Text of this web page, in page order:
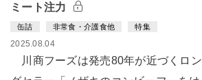
ミート注力
缶詰 非常食・介護食他 特集
2025.08.04
川商フーズは発売80年が近づくロン